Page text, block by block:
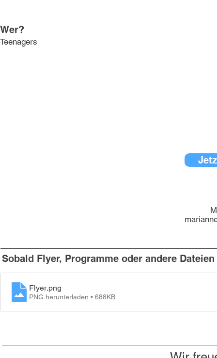
Wer?
Teenagers
Sobald Flyer, Programme oder andere
Flyer.png
PNG herunterladen • 688KB